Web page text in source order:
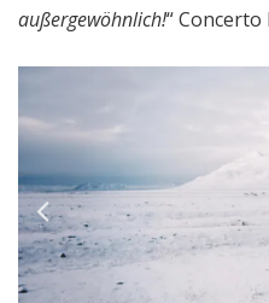
außergewöhnlich!“